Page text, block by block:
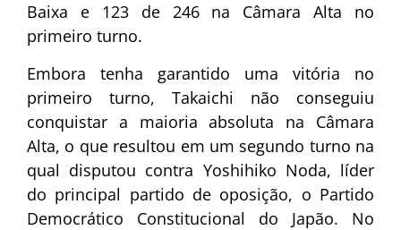
Baixa e 123 de 246 na Câmara Alta no
primeiro turno.
Embora tenha garantido uma vitória no
primeiro turno, Takaichi não conseguiu
conquistar a maioria absoluta na Câmara
Alta, o que resultou em um segundo turno na
qual disputou contra Yoshihiko Noda, líder
do principal partido de oposição, o Partido
Democrático Constitucional do Japão. No